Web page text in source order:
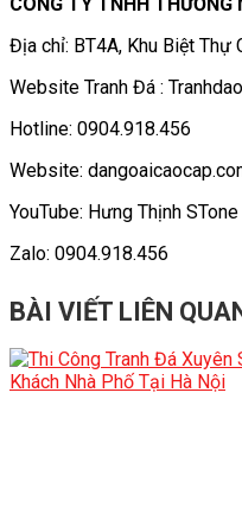
Địa chỉ: BT4A, Khu Biệt Thự
Website Tranh Đá :
Hotline: 0904.918.456
Website:
YouTube: Hưng Thịnh STone
Zalo: 0904.918.456
BÀI VIẾT LIÊN